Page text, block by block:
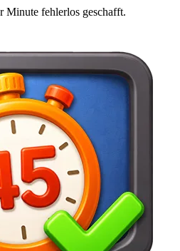
Minute fehlerlos geschafft.